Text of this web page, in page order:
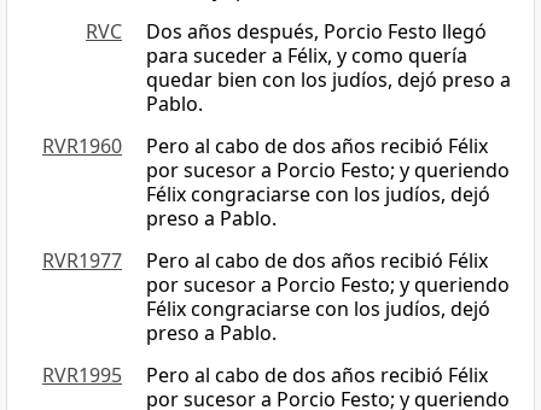
RVC
Dos años después, Porcio Festo llegó
para suceder a Félix, y como quería
quedar bien con los judíos, dejó preso a
Pablo.
RVR1960
Pero al cabo de dos años recibió Félix
por sucesor a Porcio Festo; y queriendo
Félix congraciarse con los judíos, dejó
preso a Pablo.
RVR1977
Pero al cabo de dos años recibió Félix
por sucesor a Porcio Festo; y queriendo
Félix congraciarse con los judíos, dejó
preso a Pablo.
RVR1995
Pero al cabo de dos años recibió Félix
por sucesor a Porcio Festo; y queriendo